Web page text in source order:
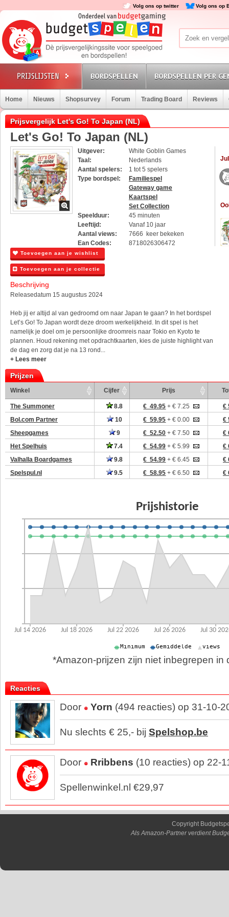
Volg ons op twitter Volg ons op
BORDSPELLEN BORDSPELLEN PER
Home Nieuws Shopsurvey Forum Trading Board Reviews
Prijsvergelijk Let's Go! To Japan (NL)
Let's Go! To Japan (NL)
Uitgever:
White Goblin Games
Taal:
Nederlands
Aantal spelers:
1 tot 5 spelers
Type bordspel:
Familiespel
Gateway game
Kaartspel
Set Collection
Speelduur:
45 minuten
Leeftijd:
Vanaf 10 jaar
Aantal views:
7666 keer bekeken
Ean Codes:
8718026306472
Toevoegen aan je wishlist
Toevoegen aan je collectie
Beschrijving
Releasedatum 15 augustus 2024
Heb jij er altijd al van gedroomd om naar Japan te gaan? In het bordspel
Let’s Go! To Japan wordt deze droom werkelijkheid. In dit spel is het
namelijk je doel om je persoonlijke droomreis naar Tokio en Kyoto te
plannen. Houd rekening met opdrachtkaarten, kies de juiste highlight van
de dag en zorg dat je na 13 rond...
+ Lees meer
Prijzen
Winkel Cijfer Prijs
The Summoner 8.8 € 49.95 + € 7.25
€
Bol.com Partner
10 € 59.95 + € 0.00
€
Sheepgames
9 € 52.50 + € 7.50
€
Het Spelhuis
7.4 € 54.99 + € 5.99
€
Valhalla Boardgames
9.8 € 54.99 + € 6.45
€
Spelspul.nl
9.5 € 58.95 + € 6.50 €
*Amazon-prijzen zijn niet inbegrepen in
Reacties
Door Yorn (494 reacties) op 31-10-
Nu slechts € 25,- bij Spelshop.be
Door Rribbens (10 reacties) op 22-
Spellenwinkel.nl €29,97
Copyright
Als Amazon-Partner verdient